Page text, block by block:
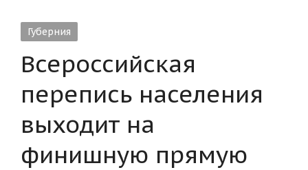
Губерния
Всероссийская
перепись населения
выходит на
финишную прямую